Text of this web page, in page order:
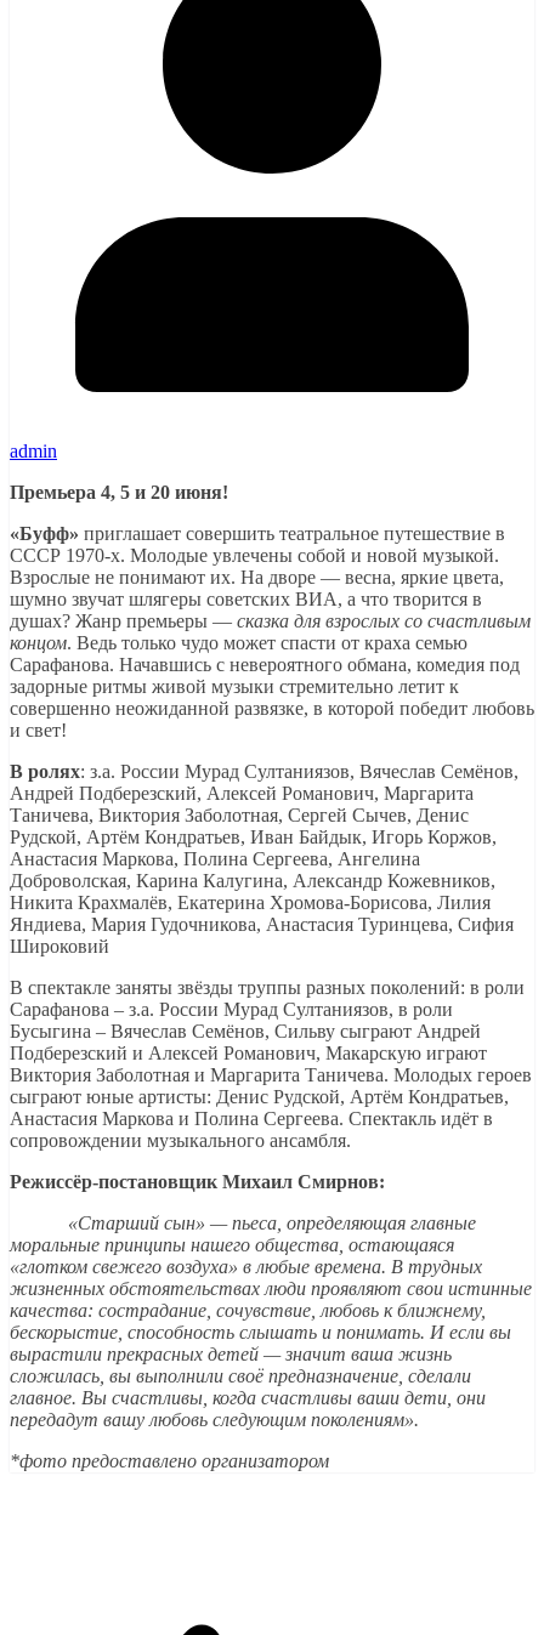
admin
Премьера 4, 5 и 20 июня!
«Буфф» приглашает совершить театральное путешествие в
СССР 1970-х. Молодые увлечены собой и новой музыкой.
Взрослые не понимают их. На дворе — весна, яркие цвета,
шумно звучат шлягеры советских ВИА, а что творится в
душах? Жанр премьеры — сказка для взрослых со счастливым
концом. Ведь только чудо может спасти от краха семью
Сарафанова. Начавшись с невероятного обмана, комедия под
задорные ритмы живой музыки стремительно летит к
совершенно неожиданной развязке, в которой победит любовь
и свет!
В ролях: з.а. России Мурад Султаниязов, Вячеслав Семёнов,
Андрей Подберезский, Алексей Романович, Маргарита
Таничева, Виктория Заболотная, Сергей Сычев, Денис
Рудской, Артём Кондратьев, Иван Байдык, Игорь Коржов,
Анастасия Маркова, Полина Сергеева, Ангелина
Доброволская, Карина Калугина, Александр Кожевников,
Никита Крахмалёв, Екатерина Хромова-Борисова, Лилия
Яндиева, Мария Гудочникова, Анастасия Туринцева, Сифия
Широковий
В спектакле заняты звёзды труппы разных поколений: в роли
Сарафанова – з.а. России Мурад Султаниязов, в роли
Бусыгина – Вячеслав Семёнов, Сильву сыграют Андрей
Подберезский и Алексей Романович, Макарскую играют
Виктория Заболотная и Маргарита Таничева. Молодых героев
сыграют юные артисты: Денис Рудской, Артём Кондратьев,
Анастасия Маркова и Полина Сергеева. Спектакль идёт в
сопровождении музыкального ансамбля.
Режиссёр-постановщик Михаил Смирнов:
«Старший сын» — пьеса, определяющая главные
моральные принципы нашего общества, остающаяся
«глотком свежего воздуха» в любые времена. В трудных
жизненных обстоятельствах люди проявляют свои истинные
качества: сострадание, сочувствие, любовь к ближнему,
бескорыстие, способность слышать и понимать. И если вы
вырастили прекрасных детей — значит ваша жизнь
сложилась, вы выполнили своё предназначение, сделали
главное. Вы счастливы, когда счастливы ваши дети, они
передадут вашу любовь следующим поколениям».
*фото предоставлено организатором